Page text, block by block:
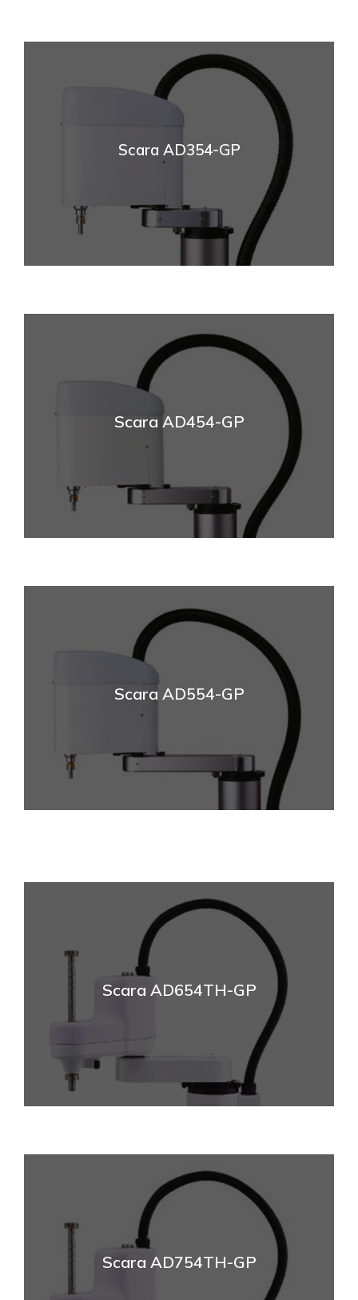
Scara AD354-GP
Scara AD454-GP
Scara AD554-GP
Scara AD654TH-GP
Scara AD754TH-GP